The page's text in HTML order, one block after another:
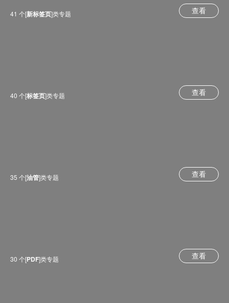
41 个[新标签页]类专题 查看
40 个[标签页]类专题 查看
35 个[油管]类专题 查看
30 个[PDF]类专题 查看